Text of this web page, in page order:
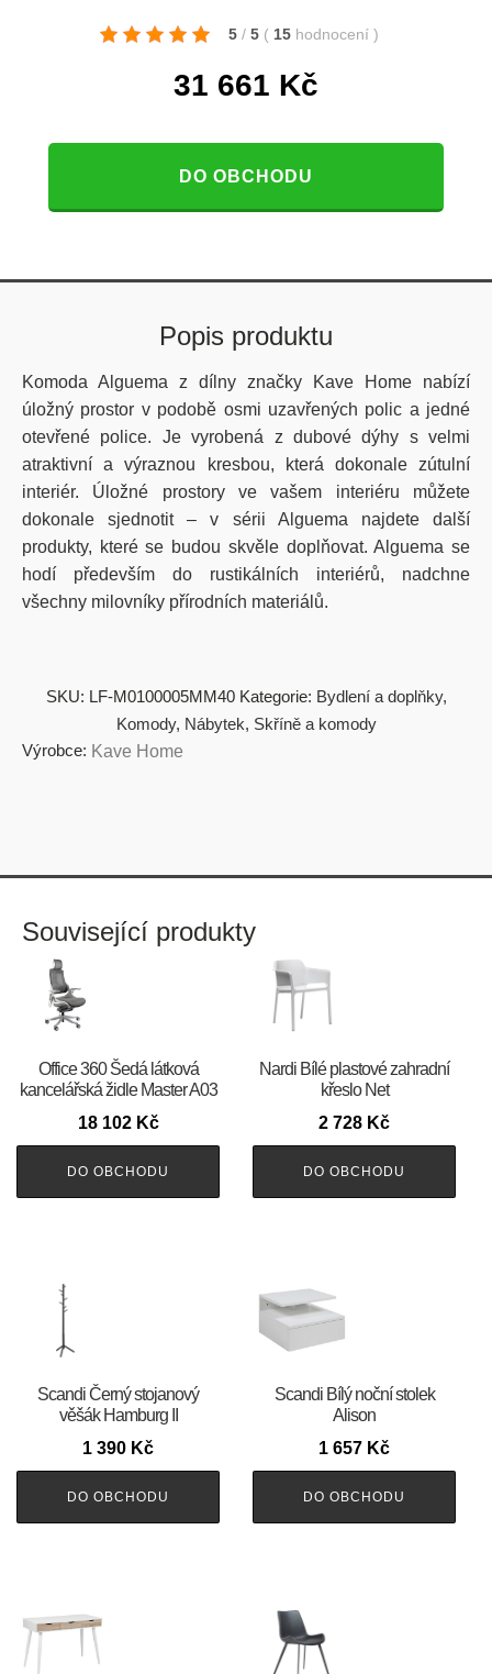
5 / 5 ( 15 hodnocení )
31 661 Kč
DO OBCHODU
Popis produktu
Komoda Alguema z dílny značky Kave Home nabízí
úložný prostor v podobě osmi uzavřených polic a jedné
otevřené police. Je vyrobená z dubové dýhy s velmi
atraktivní a výraznou kresbou, která dokonale zútulní
interiér. Úložné prostory ve vašem interiéru můžete
dokonale sjednotit – v sérii Alguema najdete další
produkty, které se budou skvěle doplňovat. Alguema se
hodí především do rustikálních interiérů, nadchne
všechny milovníky přírodních materiálů.
SKU: LF-M0100005MM40 Kategorie: Bydlení a doplňky,
Komody, Nábytek, Skříně a komody
Výrobce: Kave Home
Související produkty
Office 360 Šedá látková
kancelářská židle Master A03
18 102 Kč
DO OBCHODU
Nardi Bílé plastové zahradní
křeslo Net
2 728 Kč
DO OBCHODU
Scandi Černý stojanový
věšák Hamburg II
1 390 Kč
DO OBCHODU
Scandi Bílý noční stolek
Alison
1 657 Kč
DO OBCHODU